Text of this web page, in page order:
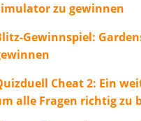
zu gewinnen
Gewinnspiel:
Cheat 2: Ein
alle Fragen richtig zu